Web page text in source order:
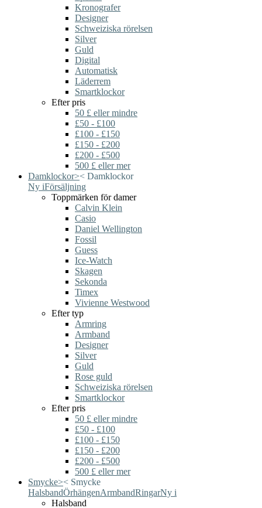
Kronografer
Designer
Schweiziska rörelsen
Silver
Guld
Digital
Automatisk
Läderrem
Smartklockor
Efter pris
50 £ eller mindre
£50 - £100
£100 - £150
£150 - £200
£200 - £500
500 £ eller mer
Damklockor>< Damklockor
Ny iFörsäljning
Toppmärken för damer
Calvin Klein
Casio
Daniel Wellington
Fossil
Guess
Ice-Watch
Skagen
Sekonda
Timex
Vivienne Westwood
Efter typ
Armring
Armband
Designer
Silver
Guld
Rose guld
Schweiziska rörelsen
Smartklockor
Efter pris
50 £ eller mindre
£50 - £100
£100 - £150
£150 - £200
£200 - £500
500 £ eller mer
Smycke>< Smycke
HalsbandÖrhängenArmbandRingarNy i
Halsband